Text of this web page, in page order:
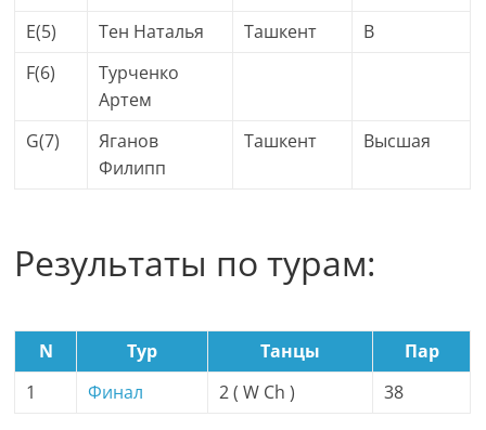
E(5) Тен Наталья Ташкент
B
F(6)
Турченко
Артем
G(7)
Яганов
Филипп
Ташкент Высшая
Результаты по турам:
N Тур Танцы
Пар
1
Финал 2 ( W Ch ) 38